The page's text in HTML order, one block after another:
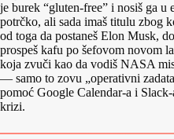
je burek “gluten-free” i nosiš ga
potrčko, ali sada imaš titulu zbog
od toga da postaneš Elon Musk,
prospeš kafu po šefovom novom
koja zvuči kao da vodiš NASA
— samo to zovu „operativni
pomoć Google Calendar-a i
krizi.